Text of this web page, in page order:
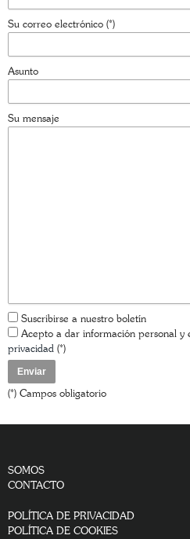
Su correo electrónico (*)
Asunto
Su mensaje
Suscribirse a nuestro boletín
Acepto a dar información personal y
privacidad (*)
(*) Campos obligatorio
SOMOS
CONTACTO
POLÍTICA DE PRIVACIDAD
POLÍTICA DE COOKIES